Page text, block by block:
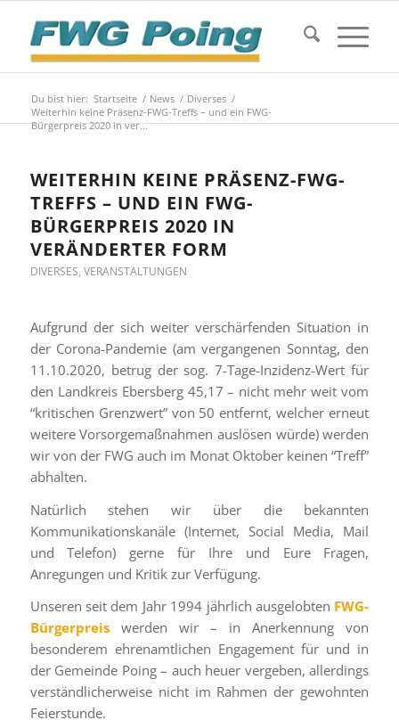
Du bist hier: Startseite / News / Diverses /
Weiterhin keine Präsenz-FWG-Treffs – und ein FWG-
Bürgerpreis 2020 in ver...
WEITERHIN KEINE PRÄSENZ-FWG-
TREFFS – UND EIN FWG-
BÜRGERPREIS 2020 IN
VERÄNDERTER FORM
DIVERSES, VERANSTALTUNGEN
Aufgrund der sich weiter verschärfenden Situation in
der Corona-Pandemie (am vergangenen Sonntag, den
11.10.2020, betrug der sog. 7-Tage-Inzidenz-Wert für
den Landkreis Ebersberg 45,17 – nicht mehr weit vom
“kritischen Grenzwert” von 50 entfernt, welcher erneut
weitere Vorsorgemaßnahmen auslösen würde) werden
wir von der FWG auch im Monat Oktober keinen “Treff”
abhalten.
Natürlich stehen wir über die bekannten
Kommunikationskanäle (Internet, Social Media, Mail
und Telefon) gerne für Ihre und Eure Fragen,
Anregungen und Kritik zur Verfügung.
Unseren seit dem Jahr 1994 jährlich ausgelobten FWG-
Bürgerpreiswerden wir – in Anerkennung von
besonderem ehrenamtlichen Engagement für und in
der Gemeinde Poing – auch heuer vergeben, allerdings
verständlicherweise nicht im Rahmen der gewohnten
Feierstunde.